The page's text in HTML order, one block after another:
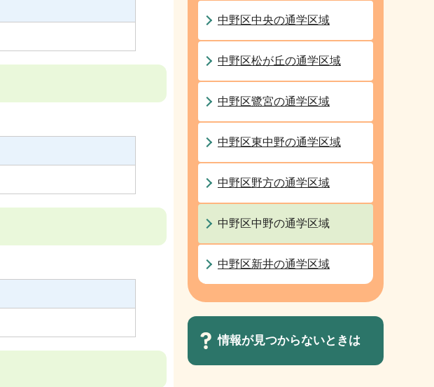
中野区中央の通学区域
中野区松が丘の通学区域
中野区鷺宮の通学区域
中野区東中野の通学区域
中野区野方の通学区域
中野区中野の通学区域
中野区新井の通学区域
情報が見つからないときは